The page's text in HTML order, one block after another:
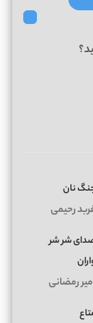
نان
رحیمی
شر شر
رمضانی